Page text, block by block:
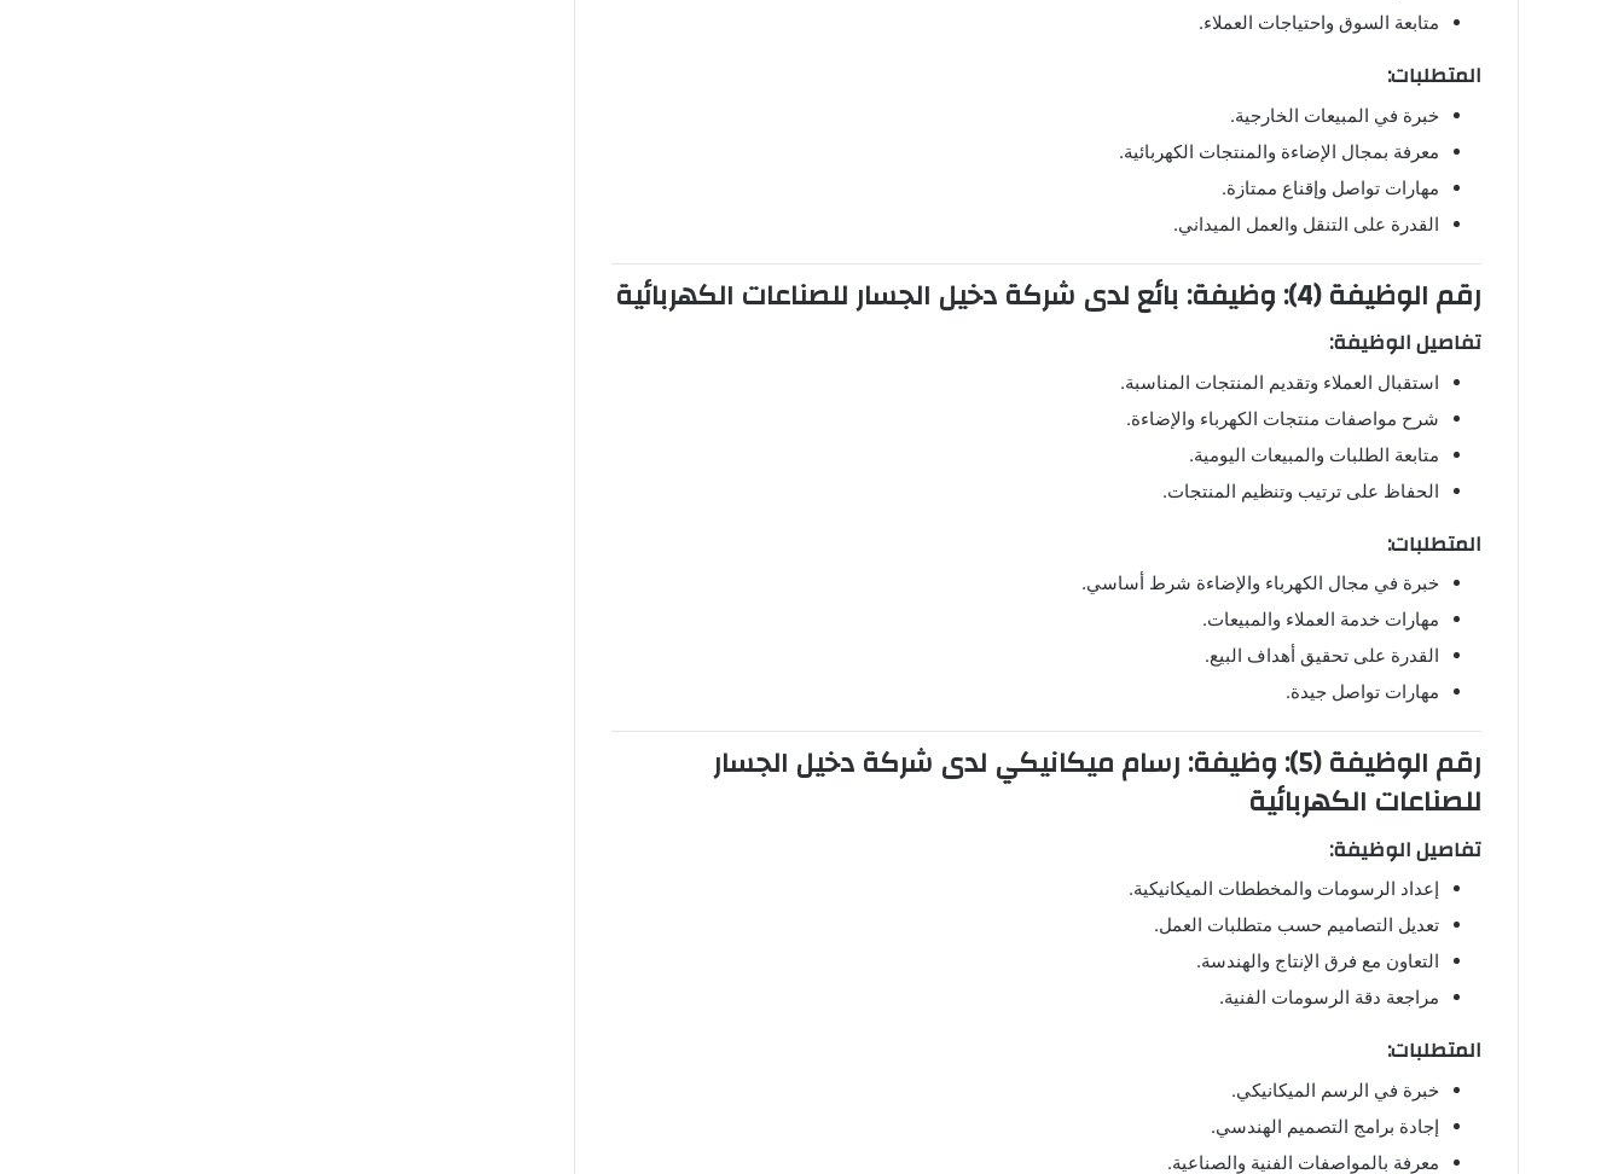
متابعة السوق واحتياجات العملاء.
المتطلبات:
خبرة في المبيعات الخارجية.
معرفة بمجال الإضاءة والمنتجات الكهربائية.
مهارات تواصل وإقناع ممتازة.
القدرة على التنقل والعمل الميداني.
رقم الوظيفة (4): وظيفة: بائع لدى شركة دخيل الجسار للصناعات الكهربائية
تفاصيل الوظيفة:
استقبال العملاء وتقديم المنتجات المناسبة.
شرح مواصفات منتجات الكهرباء والإضاءة.
متابعة الطلبات والمبيعات اليومية.
الحفاظ على ترتيب وتنظيم المنتجات.
المتطلبات:
خبرة في مجال الكهرباء والإضاءة شرط أساسي.
مهارات خدمة العملاء والمبيعات.
القدرة على تحقيق أهداف البيع.
مهارات تواصل جيدة.
رقم الوظيفة (5): وظيفة: رسام ميكانيكي لدى شركة دخيل الجسار
للصناعات الكهربائية
تفاصيل الوظيفة:
إعداد الرسومات والمخططات الميكانيكية.
تعديل التصاميم حسب متطلبات العمل.
التعاون مع فرق الإنتاج والهندسة.
مراجعة دقة الرسومات الفنية.
المتطلبات:
خبرة في الرسم الميكانيكي.
إجادة برامج التصميم الهندسي.
معرفة بالمواصفات الفنية والصناعية.